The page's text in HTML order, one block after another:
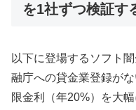
を1社ずつ検証す
以下に登場するソフト
融庁への貸金業登録が
限金利（年20%）を大